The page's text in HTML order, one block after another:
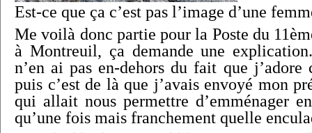
Est-ce que ça c’est pas l’image d’une
Me voilà donc partie pour la Poste du
à Montreuil, ça demande une
n’en ai pas en-dehors du fait que j’adore
puis c’est de là que j’avais envoyé mon
qui allait nous permettre d’emménager
qu’une fois mais franchement quelle